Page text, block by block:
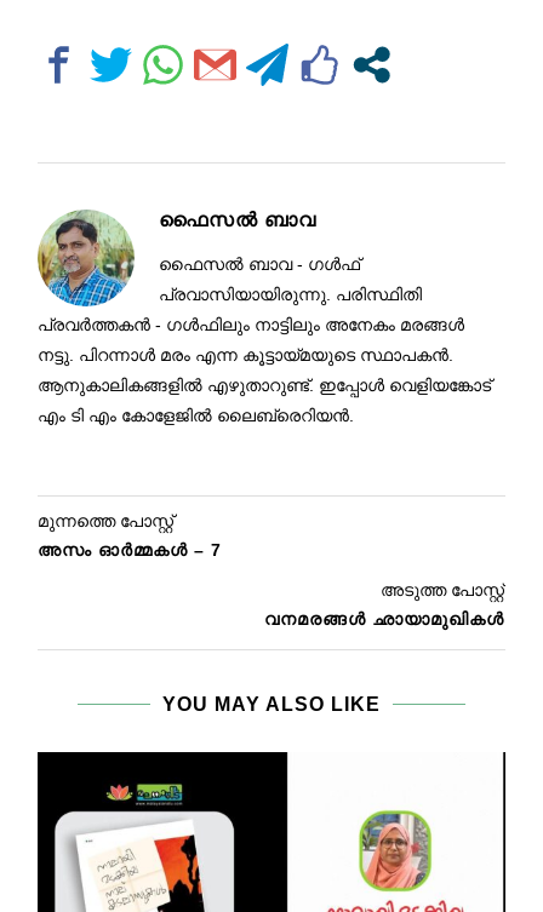
ഫൈസൽ ബാവ
ഫൈസൽ ബാവ - ഗൾഫ്
പ്രവാസിയായിരുന്നു. പരിസ്ഥിതി
പ്രവർത്തകൻ - ഗൾഫിലും നാട്ടിലും അനേകം മരങ്ങൾ
നട്ടു. പിറന്നാൾ മരം എന്ന കൂട്ടായ്മയുടെ സ്ഥാപകൻ.
ആനുകാലികങ്ങളിൽ എഴുതാറുണ്ട്. ഇപ്പോൾ വെളിയങ്കോട്
എം ടി എം കോളേജിൽ ലൈബ്രെറിയൻ.
മുന്നത്തെ പോസ്റ്റ്
അസം ഓർമ്മകൾ – 7
അടുത്ത പോസ്റ്റ്
വനമരങ്ങൾ ഛായാമുഖികൾ
YOU MAY ALSO LIKE